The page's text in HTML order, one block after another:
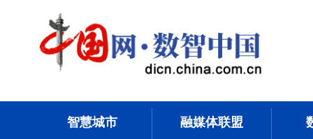
智慧城市 融媒体联盟